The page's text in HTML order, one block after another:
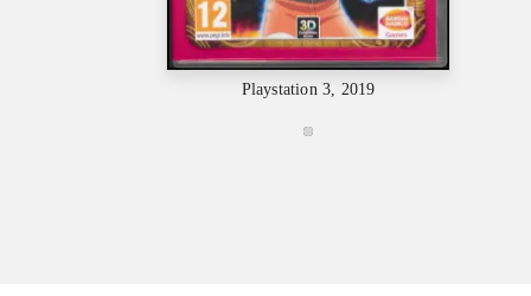
Playstation 3, 2019